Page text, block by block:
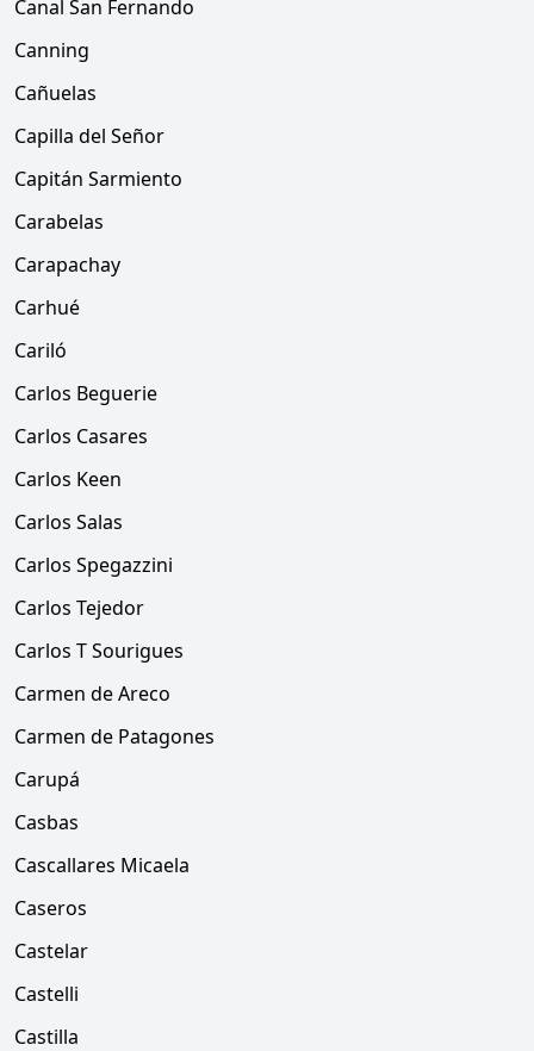
Canal San Fernando
Canning
Cañuelas
Capilla del Señor
Capitán Sarmiento
Carabelas
Carapachay
Carhué
Cariló
Carlos Beguerie
Carlos Casares
Carlos Keen
Carlos Salas
Carlos Spegazzini
Carlos Tejedor
Carlos T Sourigues
Carmen de Areco
Carmen de Patagones
Carupá
Casbas
Cascallares Micaela
Caseros
Castelar
Castelli
Castilla